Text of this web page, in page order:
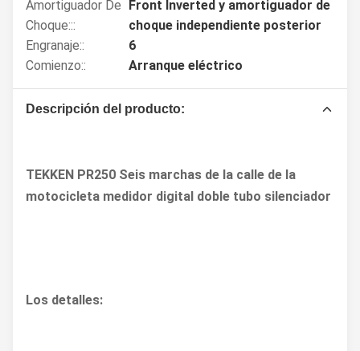
Amortiguador De
Choque:::
Front Inverted y amortiguador de
choque independiente posterior
Engranaje::
6
Comienzo::
Arranque eléctrico
Descripción del producto:
TEKKEN PR250 Seis marchas de la calle de la
motocicleta medidor digital doble tubo silenciador
Los detalles: